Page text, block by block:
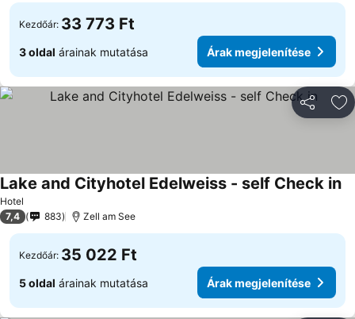
Kezdőár: 33 773 Ft
3 oldal árainak mutatása Árak megjelenítése
Hotel
Lake and Cityhotel Edelweiss - self Check in
7,4 883 Zell am See
Kezdőár: 35 022 Ft
5 oldal árainak mutatása Árak megjelenítése